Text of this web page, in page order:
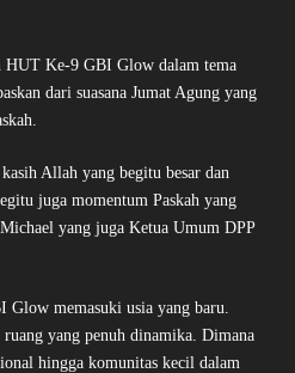
HUT Ke-9 GBI Glow dalam tema
dari suasana Jumat Agung yang
Allah yang begitu besar dan
juga momentum Paskah yang
yang juga Ketua Umum DPP
memasuki usia yang baru.
ruang yang penuh dinamika. Dimana
hingga komunitas kecil dalam